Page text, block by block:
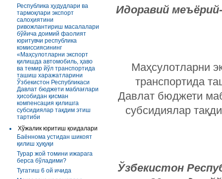
Республика ҳудудлари ва
тармоқлари экспорт
салоҳиятини
ривожлантириш масалалари
бўйича доимий фаолият
юритувчи республика
комиссиясининг
«Маҳсулотларни экспорт
қилишда автомобиль, ҳаво
ва темир йўл транспортида
ташиш харажатларини
Ўзбекистон Республикаси
Давлат бюджети маблағлари
ҳисобидан қисман
компенсация қилишга
субсидиялар тақдим этиш
тартиби
Хўжалик юритиш қоидалари
Баённома устидан шикоят
қилиш ҳуқуқи
Турар жой томини ижарага
берса бўладими?
Тугатиш 6 ой ичида
Идоравий
Маҳсулотларни
транспортида
Давлат бюджети
субсидиялар
Ўзбекистон